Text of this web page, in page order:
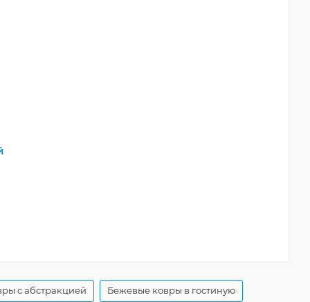
с абстракцией Бежевые ковры в гостиную